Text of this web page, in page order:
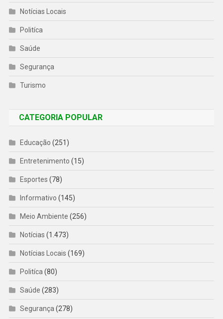
Notícias Locais
Politíca
Saúde
Segurança
Turismo
CATEGORIA POPULAR
Educação (251)
Entretenimento (15)
Esportes (78)
Informativo (145)
Meio Ambiente (256)
Notícias (1.473)
Notícias Locais (169)
Politíca (80)
Saúde (283)
Segurança (278)